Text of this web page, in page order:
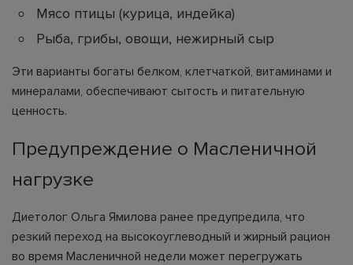
Мясо птицы (курица, индейка)
Рыба, грибы, овощи, нежирный сыр
Эти варианты богаты белком, клетчаткой, витаминами и
минералами, обеспечивают сытость и питательную
ценность.
Предупреждение о Масленичной
нагрузке
Диетолог Ольга Ямилова ранее предупредила, что
резкий переход на высокоуглеводный и жирный рацион
во время Масленичной недели может перегружать